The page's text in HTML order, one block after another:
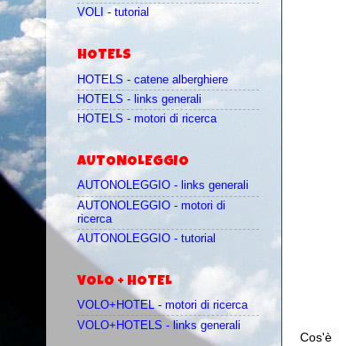
Cos'è
VOLI - tutorial
HOTELS
HOTELS - catene alberghiere
HOTELS - links generali
HOTELS - motori di ricerca
AUTONOLEGGIO
AUTONOLEGGIO - links generali
AUTONOLEGGIO - motori di
ricerca
AUTONOLEGGIO - tutorial
VOLO + HOTEL
VOLO+HOTEL - motori di ricerca
VOLO+HOTELS - links generali